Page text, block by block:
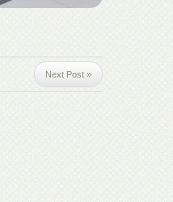
Next Post »